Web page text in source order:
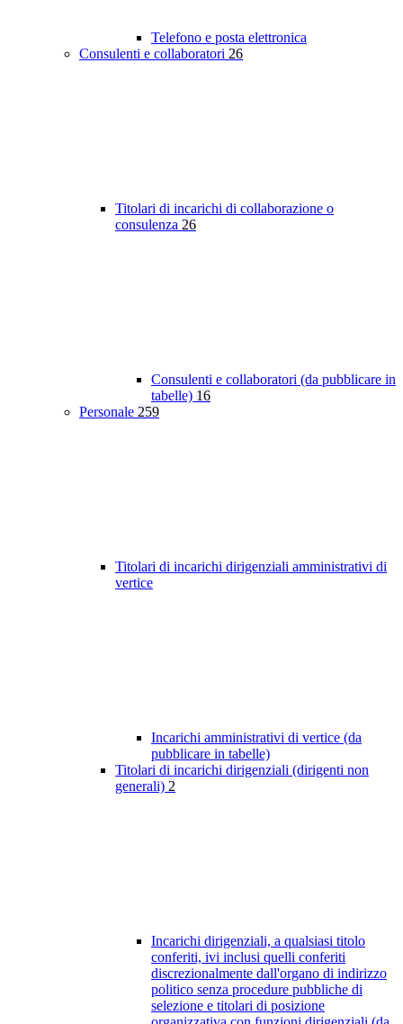
Telefono e posta elettronica
Consulenti e collaboratori 26
Titolari di incarichi di collaborazione o
consulenza 26
Consulenti e collaboratori (da pubblicare in
tabelle) 16
Personale 259
Titolari di incarichi dirigenziali amministrativi di
vertice
Incarichi amministrativi di vertice (da
pubblicare in tabelle)
Titolari di incarichi dirigenziali (dirigenti non
generali) 2
Incarichi dirigenziali, a qualsiasi titolo
conferiti, ivi inclusi quelli conferiti
discrezionalmente dall'organo di indirizzo
politico senza procedure pubbliche di
selezione e titolari di posizione